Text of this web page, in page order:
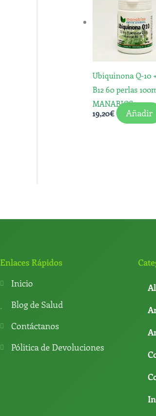
Ubiquinona Q-10
B12 60 perlas
MANABIOS
19,20€ Añadir
Enlaces Rápidos
Inicio
Blog de Salud
Contáctanos
Pólitica de Devoluciones